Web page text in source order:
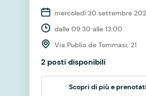
mercoledì 30 settembre
dalle 09:30 alle 13:00
Via Publio de Tommasi, 21
2 posti disponibili
Scopri di più e prenotati